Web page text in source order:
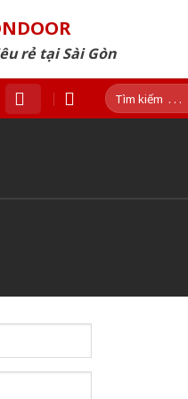
rẻ tại Sài Gòn
Tìm
kiếm: